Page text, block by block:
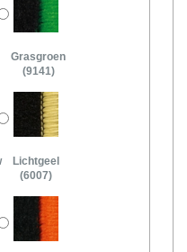
Grasgroen
(9141)
Lichtgeel
(6007)